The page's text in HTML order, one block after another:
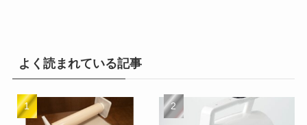
よく読まれている記事